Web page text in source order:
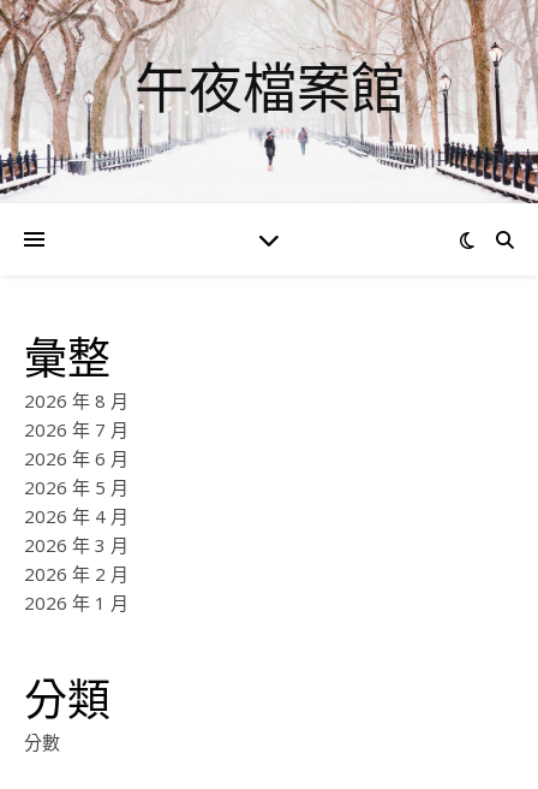
午夜檔案館
彙整
2026 年 8 月
2026 年 7 月
2026 年 6 月
2026 年 5 月
2026 年 4 月
2026 年 3 月
2026 年 2 月
2026 年 1 月
分類
分數